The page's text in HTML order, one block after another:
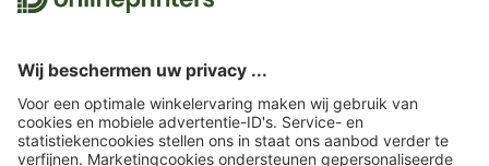
2Je ontvangst eerst een e-mail waarin je de aanmelding voor de nieuwsbrief
ingewisseld. Geen minimumbestelwaarde. Maximale hoogte van de korting: € 150
van de bestelwaarde (netto). Geen contante uitbetaling. Kan niet worden
gecombineerd met andere acties of kortingscodes.De tegoedbon is na ontvangst
zes weken geldig.